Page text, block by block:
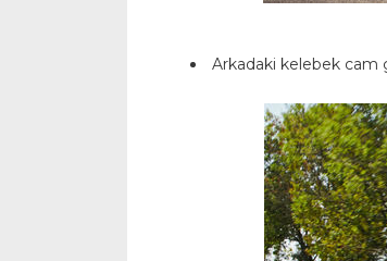
Arkadaki kelebek cam